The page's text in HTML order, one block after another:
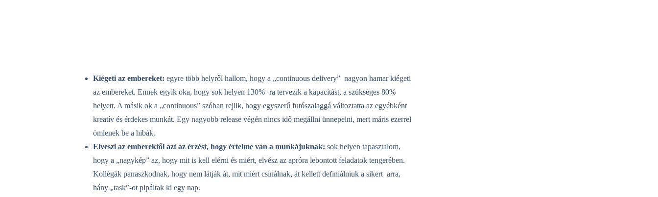
Kiégeti az embereket: egyre több helyről hallom, hogy a „continuous delivery” nagyon hamar kiégeti
az embereket. Ennek egyik oka, hogy sok helyen 130% -ra tervezik a kapacitást, a szükséges 80%
helyett. A másik ok a „continuous” szóban rejlik, hogy egyszerű futószalaggá változtatta az egyébként
kreatív és érdekes munkát. Egy nagyobb release végén nincs idő megállni ünnepelni, mert máris ezerrel
ömlenek be a hibák.
Elveszi az emberektől azt az érzést, hogy értelme van a munkájuknak: sok helyen tapasztalom,
hogy a „nagykép” az, hogy mit is kell elérni és miért, elvész az apróra lebontott feladatok tengerében.
Kollégák panaszkodnak, hogy nem látják át, mit miért csinálnak, át kellett definiálniuk a sikert arra,
hány „task”-ot pipáltak ki egy nap.